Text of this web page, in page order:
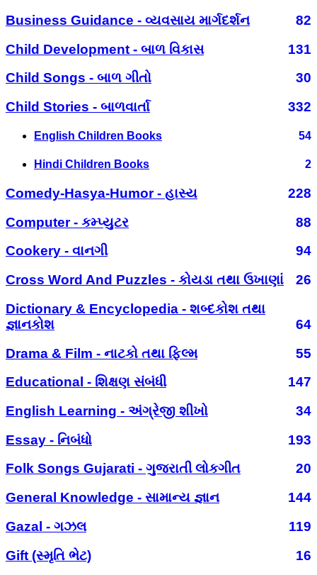
Business Guidance - વ્યવસાય માર્ગદર્શન
82
Child Development - બાળ વિકાસ
131
Child Songs - બાળ ગીતો
30
Child Stories - બાળવાર્તા
332
English Children Books 54
Hindi Children Books 2
Comedy-Hasya-Humor - હાસ્ય
228
Computer - કમ્પ્યુટર
88
Cookery - વાનગી
94
Cross Word And Puzzles - કોયડા તથા ઉખાણાં
26
Dictionary & Encyclopedia - શબ્દકોશ તથા
જ્ઞાનકોશ
64
Drama & Film - નાટકો તથા ફિલ્મ
55
Educational - શિક્ષણ સંબંધી
147
English Learning - અંગ્રેજી શીખો
34
Essay - નિબંધો
193
Folk Songs Gujarati - ગુજરાતી લોકગીત
20
General Knowledge - સામાન્ય જ્ઞાન
144
Gazal - ગઝલ
119
Gift (સ્મૃતિ ભેટ)
16